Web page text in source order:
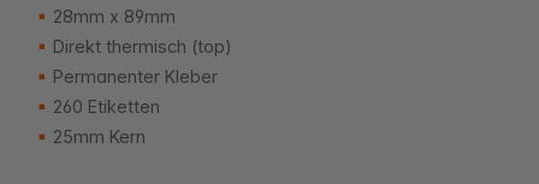
28mm x 89mm
Direkt thermisch (top)
Permanenter Kleber
260 Etiketten
25mm Kern